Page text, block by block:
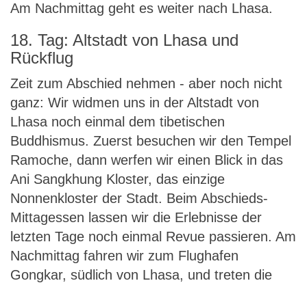
Am Nachmittag geht es weiter nach Lhasa.
18. Tag: Altstadt von Lhasa und
Rückflug
Zeit zum Abschied nehmen - aber noch nicht
ganz: Wir widmen uns in der Altstadt von
Lhasa noch einmal dem tibetischen
Buddhismus. Zuerst besuchen wir den Tempel
Ramoche, dann werfen wir einen Blick in das
Ani Sangkhung Kloster, das einzige
Nonnenkloster der Stadt. Beim Abschieds-
Mittagessen lassen wir die Erlebnisse der
letzten Tage noch einmal Revue passieren. Am
Nachmittag fahren wir zum Flughafen
Gongkar, südlich von Lhasa, und treten die